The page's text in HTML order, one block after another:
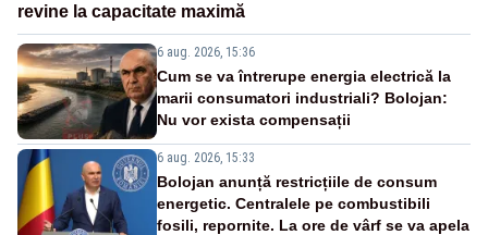
revine la capacitate maximă
6 aug. 2026, 15:36
Cum se va întrerupe energia electrică la
marii consumatori industriali? Bolojan:
Nu vor exista compensații
6 aug. 2026, 15:33
Bolojan anunță restricțiile de consum
energetic. Centralele pe combustibili
fosili, repornite. La ore de vârf se va apela